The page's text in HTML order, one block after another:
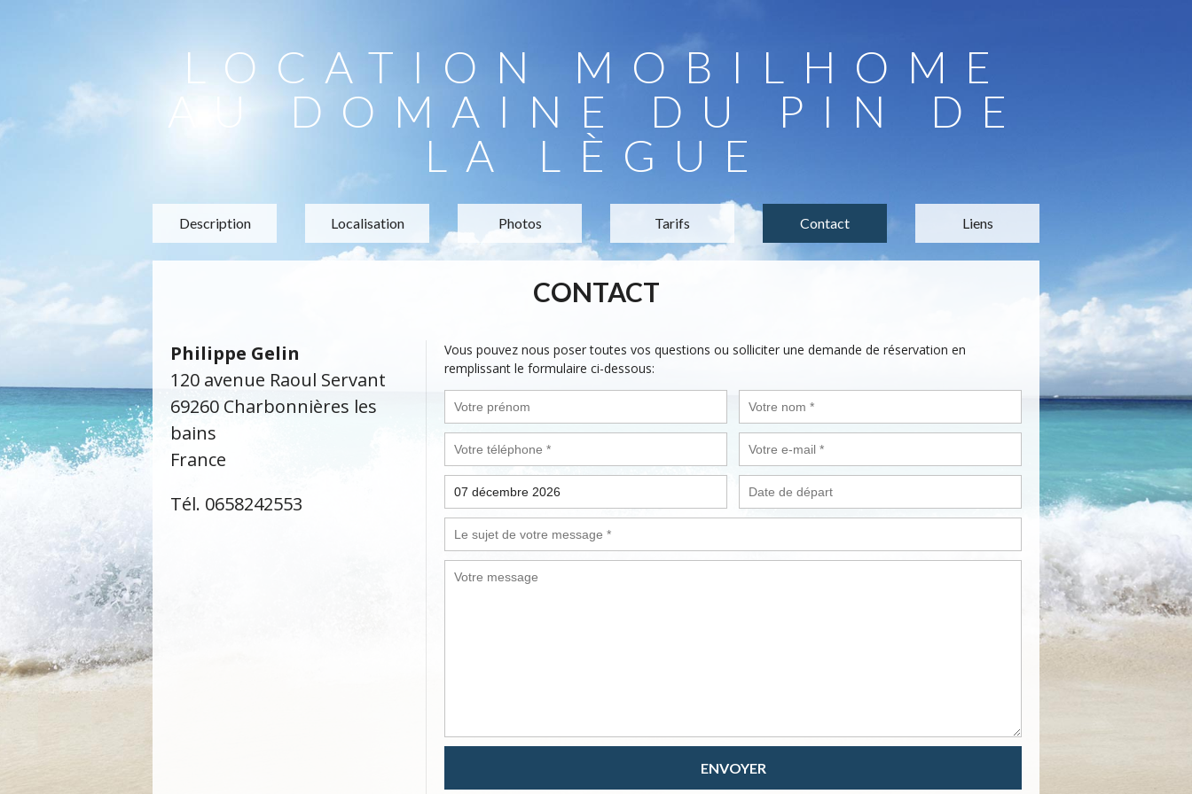
LOCATION MOBILHOME
AU DOMAINE DU PIN DE
LA LÈGUE
Description Localisation Photos Tarifs Contact Liens
CONTACT
Philippe Gelin
120 avenue Raoul Servant
69260 Charbonnières les
bains
France
Tél. 0658242553
Vous pouvez nous poser toutes vos questions ou solliciter une demande de réservation en
remplissant le formulaire ci-dessous:
ENVOYER